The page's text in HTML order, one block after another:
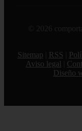
© 2026
Sitemap
RSS
Aviso legal
Diseño